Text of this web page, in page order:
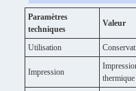
Paramètres
techniques
Valeur
Utilisation
Impression
thermique